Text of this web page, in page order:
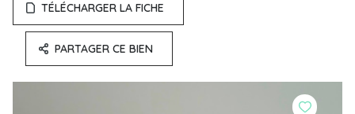
TÉLÉCHARGER LA FICHE
PARTAGER CE BIEN